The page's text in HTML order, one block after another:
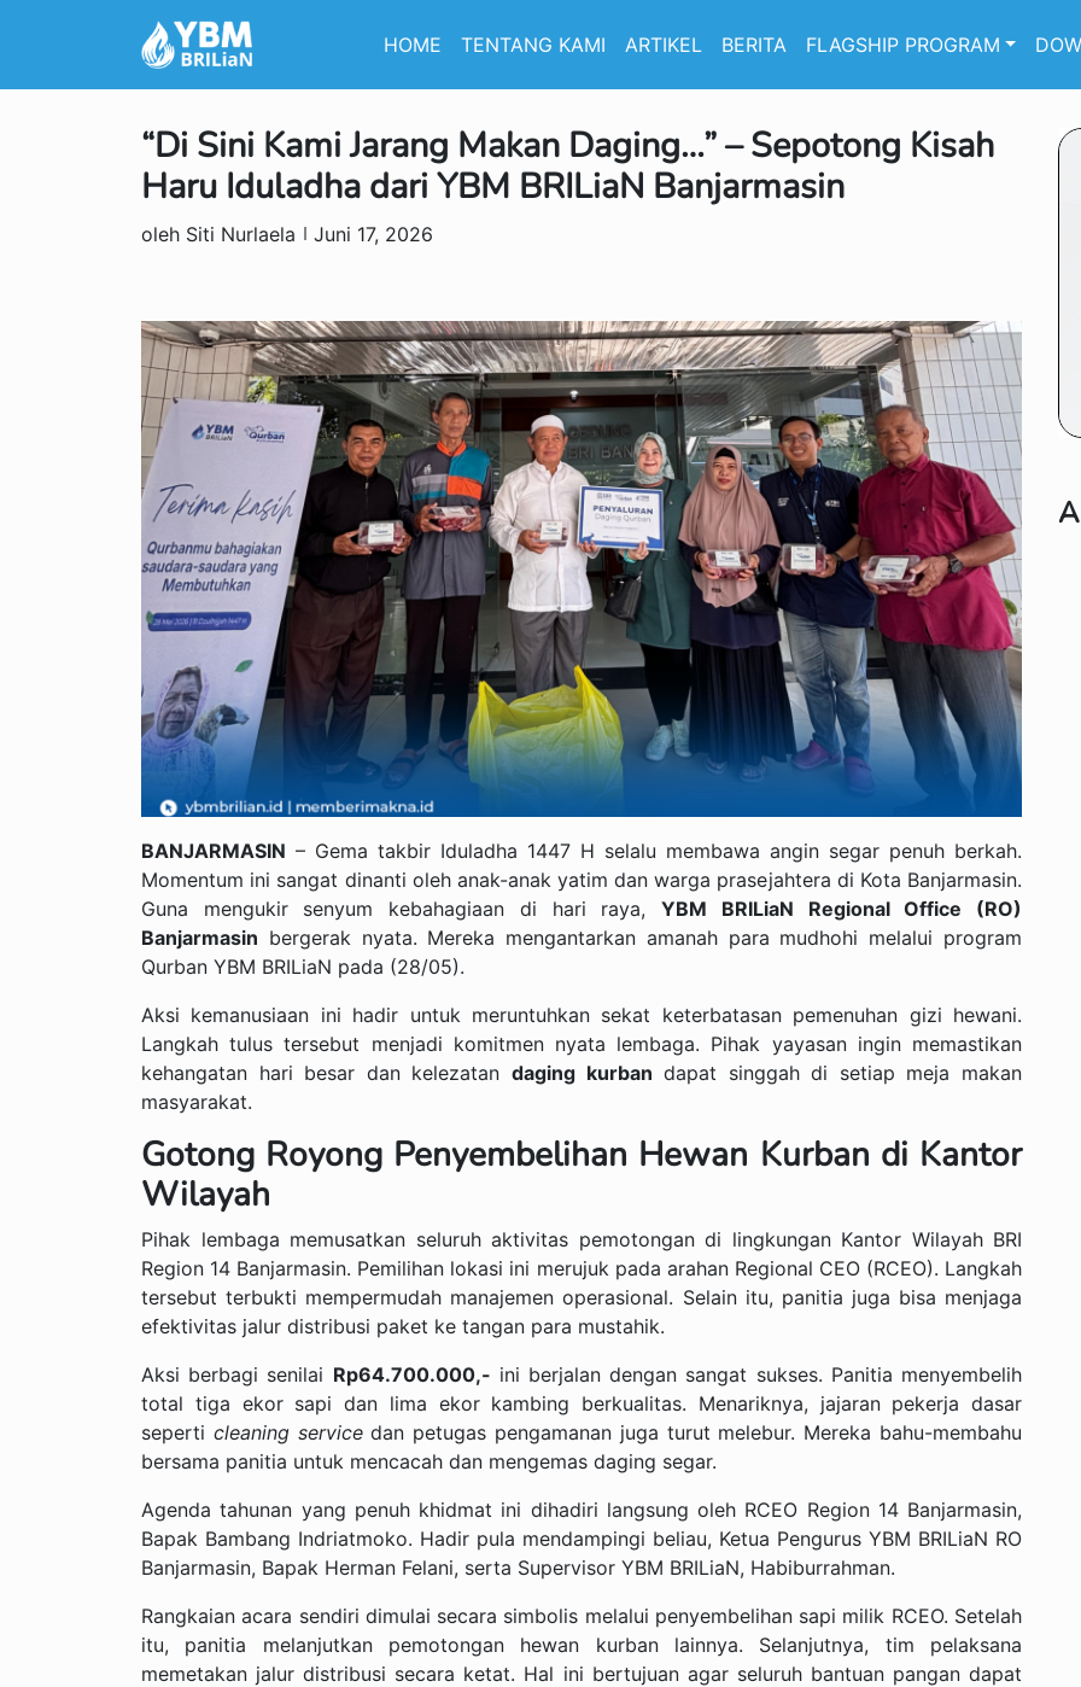
HOME TENTANG KAMI ARTIKEL BERITA FLAGSHIP PROGRAM
“Di Sini Kami Jarang Makan Daging…” – Sepotong Kisah
Haru Iduladha dari YBM BRILiaN Banjarmasin
oleh Siti Nurlaela Juni 17, 2026
BANJARMASIN – Gema takbir Iduladha 1447 H selalu membawa angin segar penuh berkah.
Momentum ini sangat dinanti oleh anak-anak yatim dan warga prasejahtera di Kota Banjarmasin.
Guna mengukir senyum kebahagiaan di hari raya,YBM BRILiaN Regional Office (RO)
Banjarmasin bergerak nyata. Mereka mengantarkan amanah para mudhohi melalui program
Qurban YBM BRILiaN pada (28/05).
Aksi kemanusiaan ini hadir untuk meruntuhkan sekat keterbatasan pemenuhan gizi hewani.
Langkah tulus tersebut menjadi komitmen nyata lembaga. Pihak yayasan ingin memastikan
kehangatan hari besar dan kelezatan daging kurban dapat singgah di setiap meja makan
masyarakat.
Gotong Royong Penyembelihan Hewan Kurban di Kantor
Wilayah
Pihak lembaga memusatkan seluruh aktivitas pemotongan di lingkungan Kantor Wilayah BRI
Region 14 Banjarmasin. Pemilihan lokasi ini merujuk pada arahan Regional CEO (RCEO). Langkah
tersebut terbukti mempermudah manajemen operasional. Selain itu, panitia juga bisa menjaga
efektivitas jalur distribusi paket ke tangan para mustahik.
Aksi berbagi senilai Rp64.700.000,- ini berjalan dengan sangat sukses. Panitia menyembelih
total tiga ekor sapi dan lima ekor kambing berkualitas. Menariknya, jajaran pekerja dasar
seperti cleaning servicedan petugas pengamanan juga turut melebur. Mereka bahu-membahu
bersama panitia untuk mencacah dan mengemas daging segar.
Agenda tahunan yang penuh khidmat ini dihadiri langsung oleh RCEO Region 14 Banjarmasin,
Bapak Bambang Indriatmoko. Hadir pula mendampingi beliau, Ketua Pengurus YBM BRILiaN RO
Banjarmasin, Bapak Herman Felani, serta Supervisor YBM BRILiaN, Habiburrahman.
Rangkaian acara sendiri dimulai secara simbolis melalui penyembelihan sapi milik RCEO. Setelah
itu, panitia melanjutkan pemotongan hewan kurban lainnya. Selanjutnya, tim pelaksana
memetakan jalur distribusi secara ketat. Hal ini bertujuan agar seluruh bantuan pangan dapat